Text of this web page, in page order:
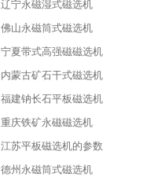
辽宁永磁湿式磁选机
佛山永磁筒式磁选机
宁夏带式高强磁磁选机
内蒙古矿石干式磁选机
福建钠长石平板磁选机
重庆铁矿永磁磁选机
江苏平板磁选机的参数
德州永磁筒式磁选机